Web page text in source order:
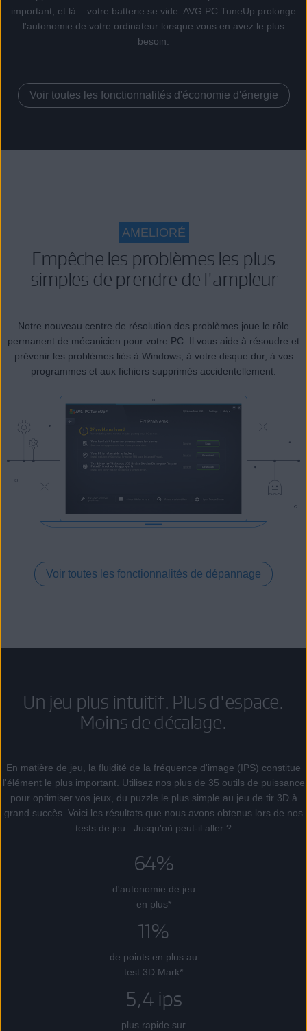
important, et là... votre batterie se vide. AVG PC TuneUp prolonge
l'autonomie de votre ordinateur lorsque vous en avez le plus
besoin.
Voir toutes les fonctionnalités d'économie d'énergie
AMELIORÉ
Empêche les problèmes les plus
simples de prendre de l'ampleur
Notre nouveau centre de résolution des problèmes joue le rôle
permanent de mécanicien pour votre PC. Il vous aide à résoudre et
prévenir les problèmes liés à Windows, à votre disque dur, à vos
programmes et aux fichiers supprimés accidentellement.
Voir toutes les fonctionnalités de dépannage
Un jeu plus intuitif. Plus d'espace.
Moins de décalage.
En matière de jeu, la fluidité de la fréquence d'image (IPS) constitue
l'élément le plus important. Utilisez nos plus de 35 outils de puissance
pour optimiser vos jeux, du puzzle le plus simple au jeu de tir 3D à
grand succès. Voici les résultats que nous avons obtenus lors de nos
tests de jeu : Jusqu'où peut-il aller ?
64%
d'autonomie de jeu
en plus*
11%
de points en plus au
test 3D Mark*
5,4 ips
plus rapide sur